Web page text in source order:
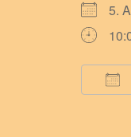
5.